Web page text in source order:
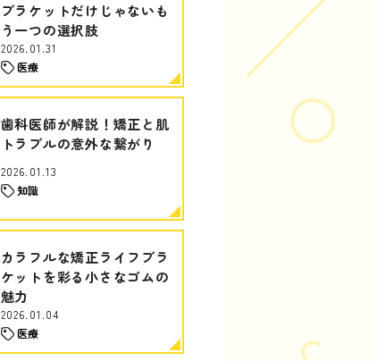
ブラケットだけじゃないも
う一つの選択肢
2026.01.31
医療
歯科医師が解説！矯正と肌
トラブルの意外な繋がり
2026.01.13
知識
カラフルな矯正ライフブラ
ケットを彩る小さなゴムの
魅力
2026.01.04
医療